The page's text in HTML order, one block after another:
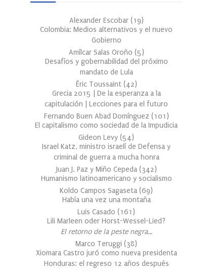
Alexander Escobar (19)
Colombia: Medios alternativos y el nuevo
Gobierno
Amílcar Salas Oroño (5)
Desafíos y gobernabilidad del próximo
mandato de Lula
Éric Toussaint (42)
Grecia 2015 | De la esperanza a la
capitulación | Lecciones para el futuro
Fernando Buen Abad Domínguez (101 )
El capitalismo como sociedad de la Impudicia
Gideon Levy (54)
Israel Katz, ministro israelí de Defensa y
criminal de guerra a mucha honra
Juan J. Paz y Miño Cepeda (342)
Humanismo latinoamericano y socialismo
Koldo Campos Sagaseta (69)
Había una vez una montaña
Luis Casado (161 )
Lili Marleen oder Horst-Wessel-Lied?
El retorno de la peste negra…
Marco Teruggi (38)
Xiomara Castro juró como nueva presidenta
Honduras: el regreso 12 años después